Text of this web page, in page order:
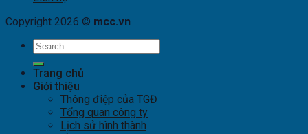
Copyright 2026 © mcc.vn
Trang chủ
Giới thiệu
Thông điệp của TGĐ
Tổng quan công ty
Lịch sử hình thành